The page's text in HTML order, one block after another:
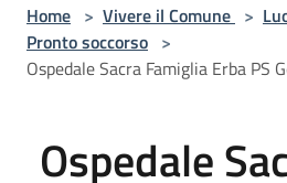
Home > Vivere il Comune >
Pronto soccorso >
Ospedale Sacra Famiglia Erba PS
Ospedale